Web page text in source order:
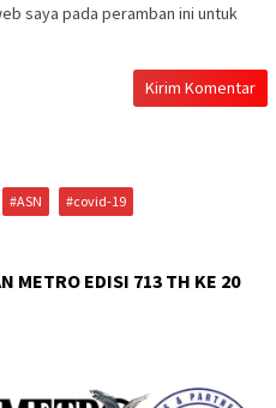
saya pada peramban ini untuk
#ASN #covid-19
METRO EDISI 713 TH KE 20